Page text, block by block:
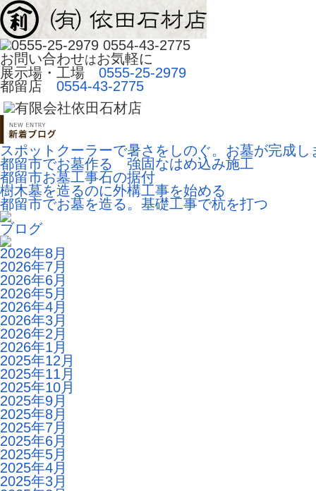
お問い合わせはお気軽に
展示場・工場  0555-25-2979
都留店 0554-43-2775
スポットクーラーで暑さをしのぐ。お墓が完成し
都留市でお墓作る 強固なはめ込み施工
都留市お墓工事石の据付
樹木墓を造るのに外構工事を始める
都留市でお墓を造る。基礎工事で杭を打つ
ブログ
2026年8月
2026年7月
2026年6月
2026年5月
2026年4月
2026年3月
2026年2月
2026年1月
2025年12月
2025年11月
2025年10月
2025年9月
2025年8月
2025年7月
2025年6月
2025年5月
2025年4月
2025年3月